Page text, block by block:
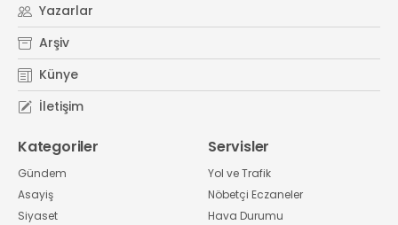
Yazarlar
Arşiv
Künye
İletişim
Kategoriler
Gündem
Asayiş
Siyaset
Servisler
Yol ve Trafik
Nöbetçi Eczaneler
Hava Durumu